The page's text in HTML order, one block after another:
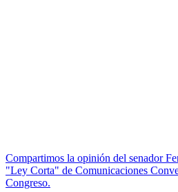
Compartimos la opinión del senador
"Ley Corta" de Comunicaciones
Congreso.